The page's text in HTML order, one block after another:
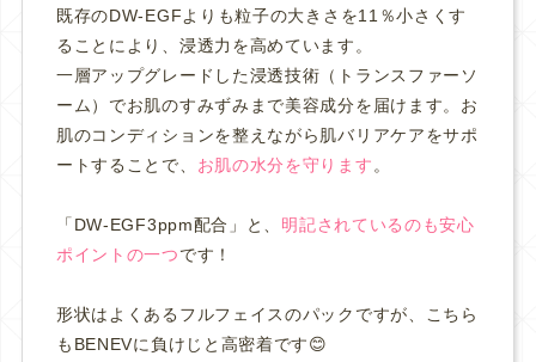
既存のDW-EGFよりも粒子の大きさを11％小さくす
ることにより、浸透力を高めています。
一層アップグレードした浸透技術（トランスファーソ
ーム ）でお肌のすみずみまで美容成分を届けます。 お
肌のコンディションを整えながら肌バリアケアをサポ
ートすることで、 お肌の水分を守ります 。
「DW-EGF3ppm配合」と、 明記されているのも安心
ポイントの一つです！
形状はよくあるフルフェイスのパックですが、こちら
もBENEVに負けじと高密着です😊